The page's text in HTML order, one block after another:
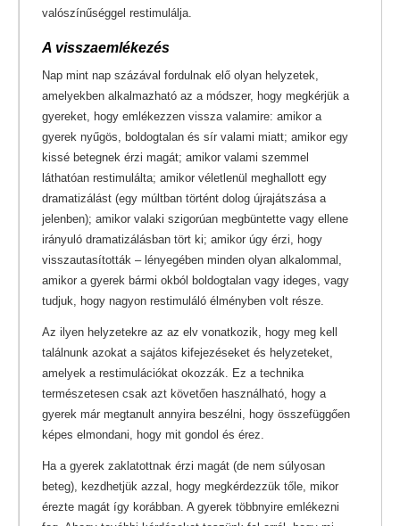
valószínűséggel restimulálja.
A visszaemlékezés
Nap mint nap százával fordulnak elő olyan helyzetek,
amelyekben alkalmazható az a módszer, hogy megkérjük a
gyereket, hogy emlékezzen vissza valamire: amikor a
gyerek nyűgös, boldogtalan és sír valami miatt; amikor egy
kissé betegnek érzi magát; amikor valami szemmel
láthatóan restimulálta; amikor véletlenül meghallott egy
dramatizálást (egy múltban történt dolog újrajátszása a
jelenben); amikor valaki szigorúan megbüntette vagy ellene
irányuló dramatizálásban tört ki; amikor úgy érzi, hogy
visszautasították – lényegében minden olyan alkalommal,
amikor a gyerek bármi okból boldogtalan vagy ideges, vagy
tudjuk, hogy nagyon restimuláló élményben volt része.
Az ilyen helyzetekre az az elv vonatkozik, hogy meg kell
találnunk azokat a sajátos kifejezéseket és helyzeteket,
amelyek a restimulációkat okozzák. Ez a technika
természetesen csak azt követően használható, hogy a
gyerek már megtanult annyira beszélni, hogy összefüggően
képes elmondani, hogy mit gondol és érez.
Ha a gyerek zaklatottnak érzi magát (de nem súlyosan
beteg), kezdhetjük azzal, hogy megkérdezzük tőle, mikor
érezte magát így korábban. A gyerek többnyire emlékezni